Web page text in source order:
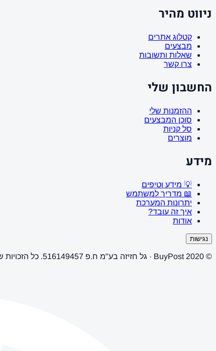
ניווט מהיר
קטלוג אתרים
מבצעים
שאלות ותשובות
צרו קשר
החשבון שלי
ההזמנות שלי
סוכן המבצעים
סל קניות
מוצרים
מידע
💡 מידע וטיפים
📖 מדריך למשתמש
יתרונות המערכת
איך זה עובד?
אודות
נגישות
© 2020 BuyPost · גל חזיזה בע"מ ח.פ 516149457. כל הזכויות שמורות.